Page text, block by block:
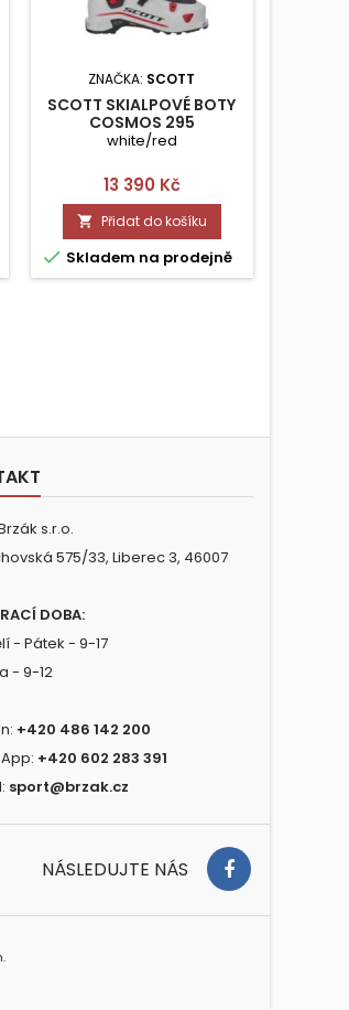
ZNAČKA: SCOTT
SCOTT SKIALPOVÉ BOTY
COSMOS 295
white/red
Cena
13 390 Kč
 Přidat do košíku
 Skladem na prodejně
s.r.o.
575/33, Liberec 3, 46007
DOBA:
- Pátek - 9-17
- 9-12
+420 486 142 200
+420 602 283 391
sport@brzak.cz
NÁSLEDUJTE NÁS